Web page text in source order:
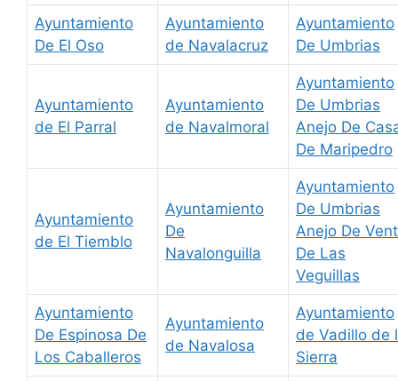
Ayuntamiento
De El Oso
Ayuntamiento
de Navalacruz
Ayuntamiento
De Umbrias
Ayuntamiento
de El Parral
Ayuntamiento
de Navalmoral
Ayuntamiento
De Umbrias
Anejo De
De Maripedro
Ayuntamiento
de El Tiemblo
Ayuntamiento
De
Navalonguilla
Ayuntamiento
De Umbrias
Anejo De
De Las
Veguillas
Ayuntamiento
De Espinosa De
Los Caballeros
Ayuntamiento
de Navalosa
Ayuntamiento
de Vadillo de
Sierra